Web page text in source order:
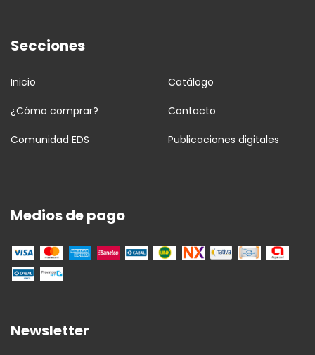
Secciones
Inicio Catálogo
¿Cómo comprar? Contacto
Comunidad EDS Publicaciones digitales
Medios de pago
Newsletter